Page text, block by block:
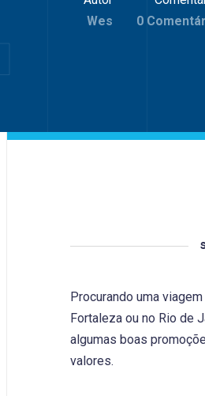
Wes
0
Procurando uma
Fortaleza ou no Rio de
algumas boas
valores.